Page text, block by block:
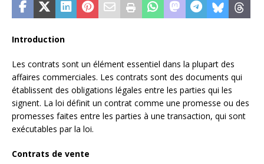
Introduction
Les contrats sont un élément essentiel dans la plupart des
affaires commerciales. Les contrats sont des documents qui
établissent des obligations légales entre les parties qui les
signent. La loi définit un contrat comme une promesse ou des
promesses faites entre les parties à une transaction, qui sont
exécutables par la loi.
Contrats de vente